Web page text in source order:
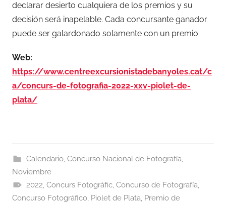
declarar desierto cualquiera de los premios y su
decisión será inapelable. Cada concursante ganador
puede ser galardonado solamente con un premio.
Web:
https://www.centreexcursionistadebanyoles.cat/c
a/concurs-de-fotografia-2022-xxv-piolet-de-
plata/
Calendario, Concurso Nacional de Fotografía,
Noviembre
2022, Concurs Fotogràfic, Concurso de Fotografía,
Concurso Fotográfico, Piolet de Plata, Premio de